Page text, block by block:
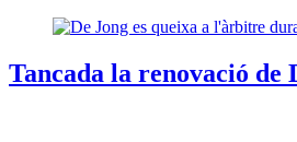
Tancada la renovació